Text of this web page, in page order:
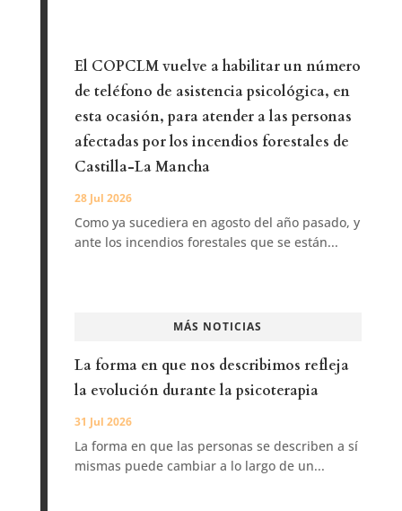
El COPCLM vuelve a habilitar un número
de teléfono de asistencia psicológica, en
esta ocasión, para atender a las personas
afectadas por los incendios forestales de
Castilla-La Mancha
28 Jul 2026
Como ya sucediera en agosto del año pasado, y
ante los incendios forestales que se están...
MÁS NOTICIAS
La forma en que nos describimos refleja
la evolución durante la psicoterapia
31 Jul 2026
La forma en que las personas se describen a sí
mismas puede cambiar a lo largo de un...